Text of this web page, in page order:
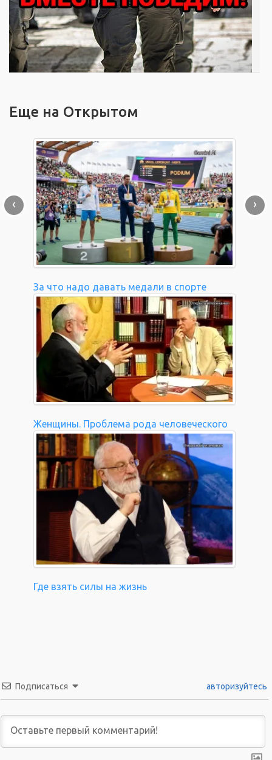
Еще на Открытом
За что надо давать медали в спорте
Женщины. Проблема рода человеческого
Где взять силы на жизнь
‹ ›
Подписаться авторизуйтесь